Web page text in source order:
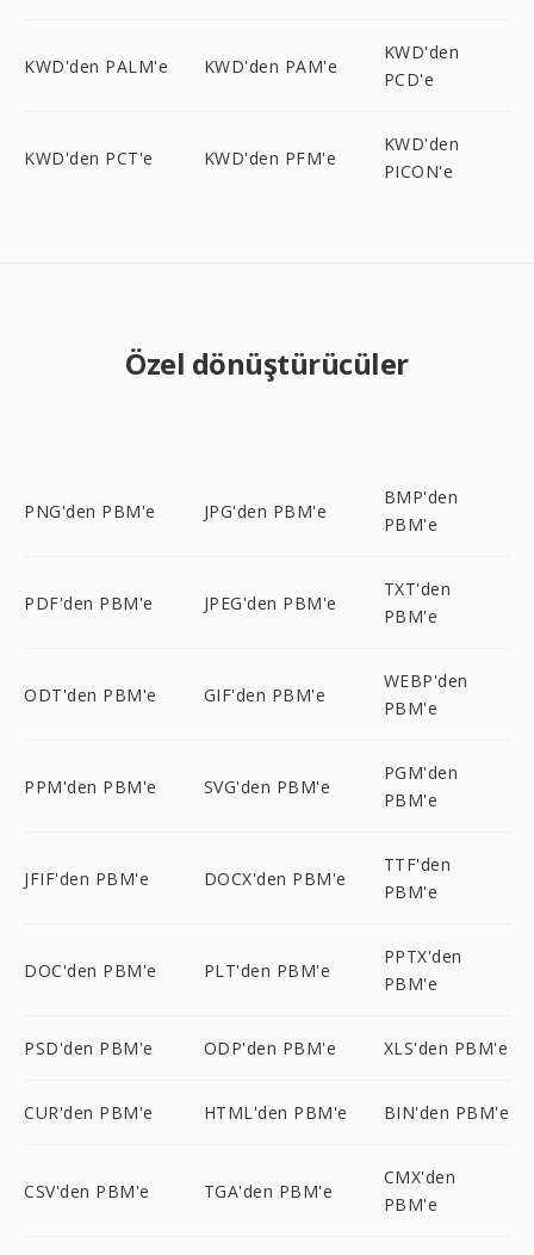
KWD'den PALM'e KWD'den PAM'e
KWD'den
PCD'e
KWD'den PCT'e KWD'den PFM'e
KWD'den
PICON'e
Özel dönüştürücüler
PNG'den PBM'e JPG'den PBM'e
BMP'den
PBM'e
PDF'den PBM'e JPEG'den PBM'e
TXT'den
PBM'e
ODT'den PBM'e GIF'den PBM'e
WEBP'den
PBM'e
PPM'den PBM'e SVG'den PBM'e
PGM'den
PBM'e
JFIF'den PBM'e DOCX'den PBM'e
TTF'den
PBM'e
DOC'den PBM'e PLT'den PBM'e
PPTX'den
PBM'e
PSD'den PBM'e ODP'den PBM'e XLS'den PBM'e
CUR'den PBM'e HTML'den PBM'e BIN'den PBM'e
CSV'den PBM'e TGA'den PBM'e
CMX'den
PBM'e